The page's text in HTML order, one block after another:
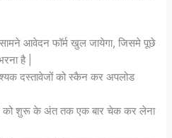
आवेदन फॉर्म खुल जायेगा, जिसमे पूछे
है |
दस्तावेजों को स्कैन कर अपलोड
को शुरू के अंत तक एक बार चेक कर लेना